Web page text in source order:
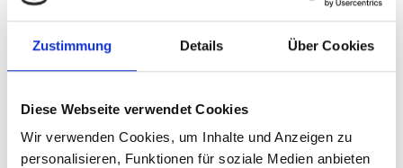
Zustimmung Details Über Cookies
Diese Webseite verwendet Cookies
Wir verwenden Cookies, um Inhalte und Anzeigen zu
personalisieren, Funktionen für soziale Medien anbieten
NVidia/Mellanox
MCP1600-E003E26
passive copper cable